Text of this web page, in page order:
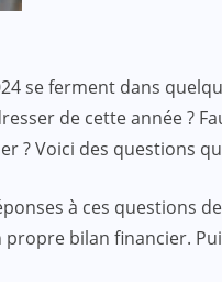
se ferment dans
de cette année ?
? Voici des questions
à ces questions
bilan financier.